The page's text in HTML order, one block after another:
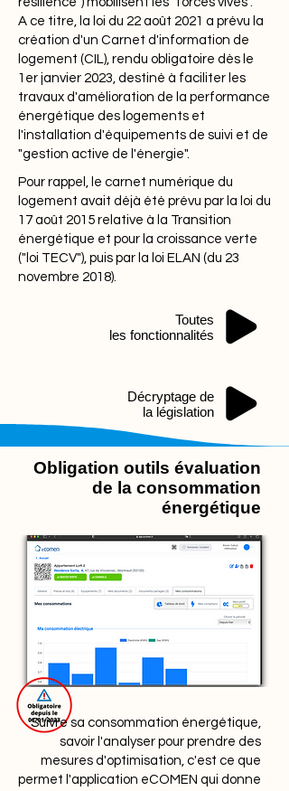
A ce titre, la loi du 22 août 2021 a prévu la
création d'un Carnet d'information de
logement (CIL), rendu obligatoire dès le
1er janvier 2023, destiné à faciliter les
travaux d'amélioration de la performance
énergétique des logements et
l'installation d'équipements de suivi et de
"gestion active de l'énergie".
Pour rappel, le carnet numérique du
logement avait déjà été prévu par la loi du
17 août 2015 relative à la Transition
énergétique et pour la croissance verte
("loi TECV"), puis par la loi ELAN (du 23
novembre 2018).
Toutes
les fonctionnalités
Décryptage de
la législation
Obligation outils évaluation
de la consommation
énergétique
Suivre sa consommation énergétique,
savoir l'analyser pour prendre des
mesures d'optimisation, c'est ce que
permet l'application eCOMEN qui donne